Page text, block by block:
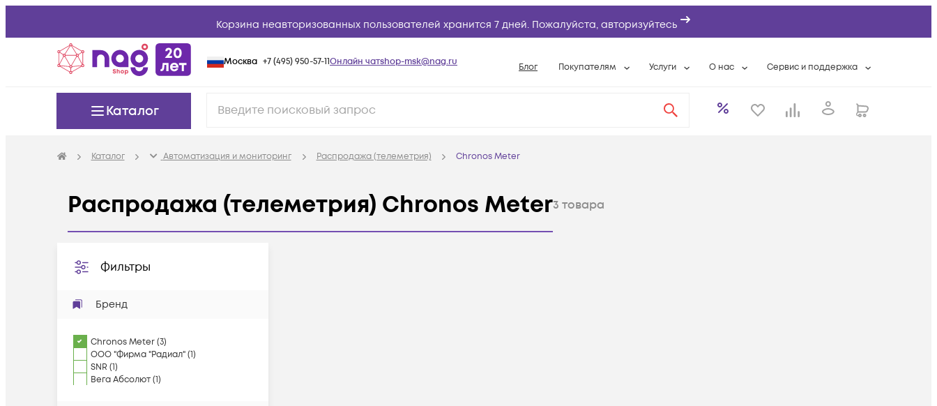
Корзина неавторизованных пользователей хранится 7 дней. Пожалуйста, авторизуйтесь
Москва +7 (495) 950-57-11Онлайн чатshop-msk@nag.ru Блог Покупателям
Возврат товара
Услуги
Системная интеграция
О нас
Контактная информация
Сервис и поддержка
Контакты сервисных центров
Каталог
Каталог Автоматизация и мониторинг Распродажа (телеметрия) Chronos Meter
Распродажа (телеметрия) Chronos Meter3 товара
Фильтры
Бренд
Chronos Meter(3)
ООО "Фирма "Радиал"(1)
SNR (1)
Вега Абсолют(1)